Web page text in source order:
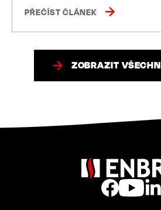
PŘEČÍST ČLÁNEK
ZOBRAZIT